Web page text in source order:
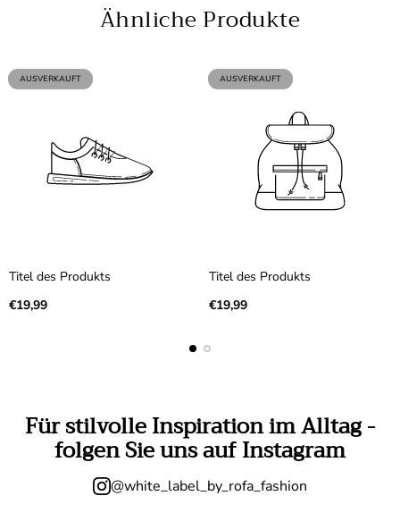
Ähnliche Produkte
PRODUKTBEZEICHNUNG:
AUSVERKAUFT
Titel des Produkts
Regulärer Preis
€19,99
PRODUKTBEZEICHNUNG:
AUSVERKAUFT
Titel des Produkts
Regulärer Preis
€19,99
Für stilvolle Inspiration im Alltag -
folgen Sie uns auf Instagram
@white_label_by_rofa_fashion